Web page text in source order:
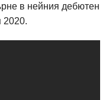
в нейния дебютен
2020.